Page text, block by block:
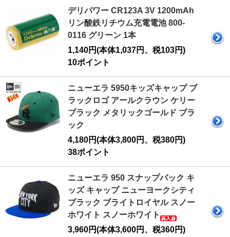
デリパワー CR123A 3V 1200mAh
リン酸鉄リチウム充電電池 800-
0116 グリーン 1本
1,140円(本体1,037円、税103円)
10ポイント
ニューエラ 5950キッズキャップ ブ
ラックロゴ アールクラウン ケリー
ブラック メタリックゴールド ブラ
ック
4,180円(本体3,800円、税380円)
38ポイント
ニューエラ 950 スナップバック キ
ッズ キャップ ニューヨークシティ
ブラック ブライトロイヤル スノー
ホワイト スノーホワイト
3,960円(本体3,600円、税360円)